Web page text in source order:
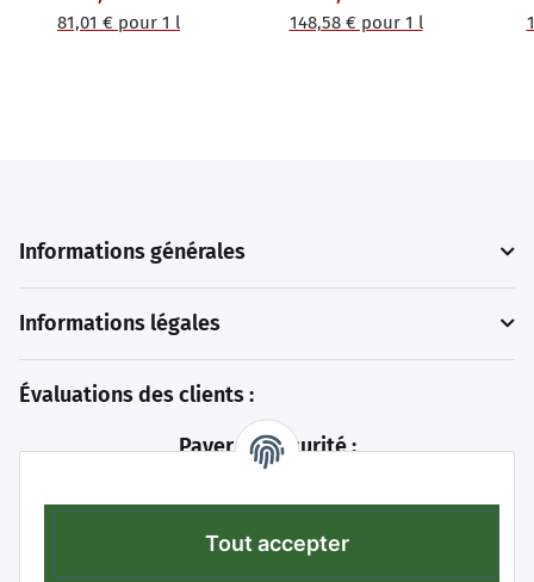
81,01 € pour 1 l 148,58 € pour 1 l
Informations générales
Informations légales
Évaluations des clients :
Payer en sécurité :
Let´s Encrypt:
Tout accepter